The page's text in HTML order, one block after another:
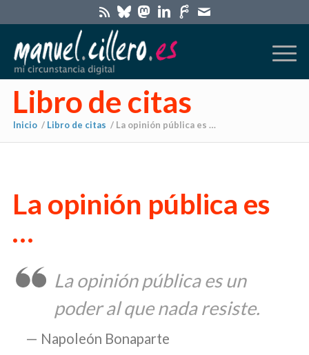
Libro de citas
Inicio / Libro de citas / La opinión pública es …
La opinión pública es
…
Napoleón Bonaparte
La opinión pública es un
poder al que nada resiste.